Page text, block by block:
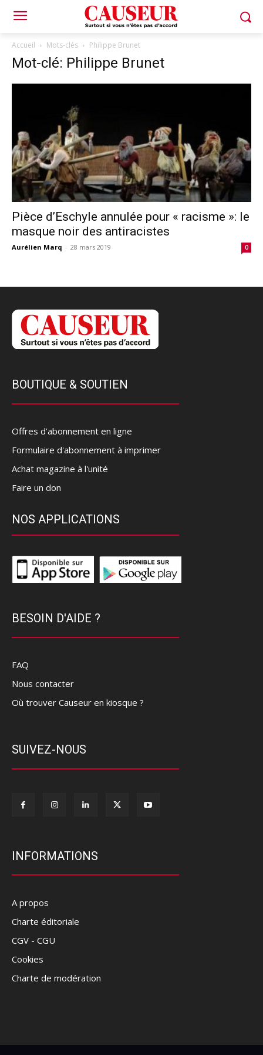
Accueil Mots-clés Philippe Brunet
Mot-clé: Philippe Brunet
Pièce d’Eschyle annulée pour « racisme »: le
masque noir des antiracistes
Aurélien Marq - 28 mars 2019 0
BOUTIQUE & SOUTIEN
Offres d’abonnement en ligne
Formulaire d'abonnement à imprimer
Achat magazine à l'unité
Faire un don
NOS APPLICATIONS
BESOIN D'AIDE ?
FAQ
Nous contacter
Où trouver Causeur en kiosque ?
SUIVEZ-NOUS
INFORMATIONS
A propos
Charte éditoriale
CGV - CGU
Cookies
Charte de modération